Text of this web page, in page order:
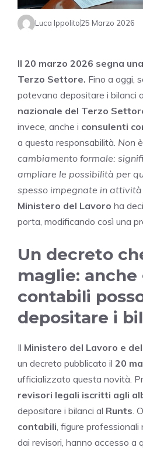
Luca Ippolito25 Marzo 2026
Il 20 marzo 2026 segna
Terzo Settore. Fino a oggi,
potevano depositare i bilanci
nazionale del Terzo
invece, anche i consulenti
a questa responsabilità. Non
cambiamento formale:
ampliare le possibilità per
spesso impegnate in attività
Ministero del Lavoro ha
porta, modificando così una
Un decreto
maglie:
contabili
depositare i
Il Ministero del Lavoro e
un decreto pubblicato il 20
ufficializzato questa novità.
revisori legali iscritti agli
depositare i bilanci al Runts .
contabili , figure
dai revisori, hanno accesso a